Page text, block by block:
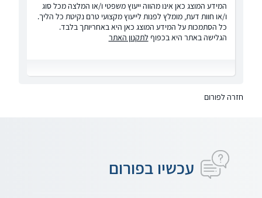
המידע המוצג כאן אינו מהווה ייעוץ משפטי ו/או המלצה מכל סוג
ו/או חוות דעת, מומלץ לפנות לייעוץ מקצועי טרם נקיטת כל הליך.
כל הסתמכות על המידע המוצג כאן היא באחריותך בלבד.
הגלישה באתר היא בכפוף לתקנון האתר
חזרה לפורום
עכשיו בפורום